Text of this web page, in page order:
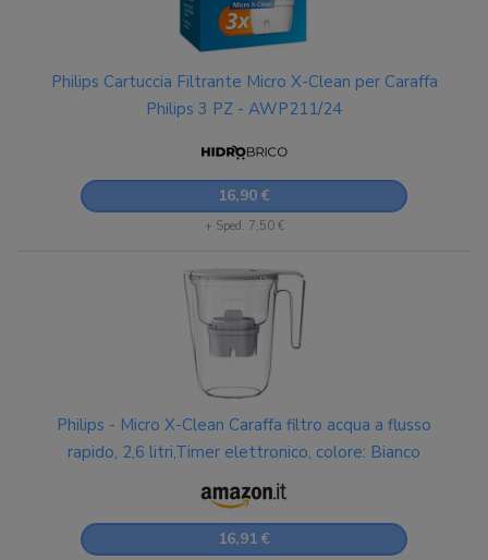
Philips Cartuccia Filtrante Micro X-Clean per Caraffa
Philips 3 PZ - AWP211/24
16,90 €
+ Sped. 7,50 €
Philips - Micro X-Clean Caraffa filtro acqua a flusso
rapido, 2,6 litri,Timer elettronico, colore: Bianco
16,91 €